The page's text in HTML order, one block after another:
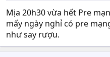
Mịa 20h30 vừa hết Pre
mấy ngày nghỉ có pre
như say rượu.